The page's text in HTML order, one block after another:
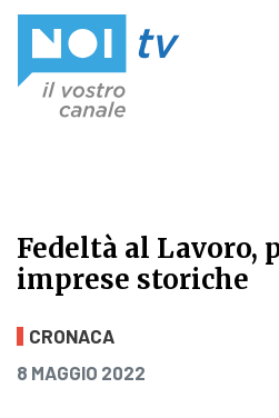
Fedeltà al Lavoro,
imprese storiche
Fedeltà al Lavoro,
CRONACA
PUBBLICATO IL
8 MAGGIO 2022